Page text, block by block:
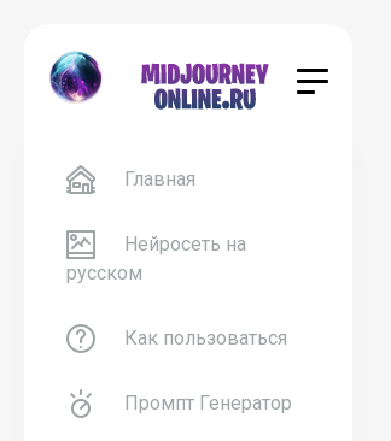
Главная
Нейросеть на
русском
Как пользоваться
Промпт Генератор